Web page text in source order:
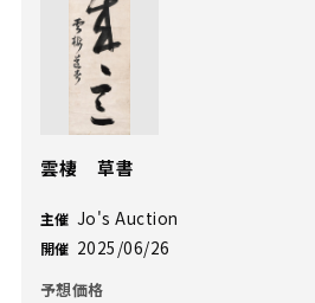
雲棲 草書
主催 Jo's Auction
開催 2025/06/26
予想価格